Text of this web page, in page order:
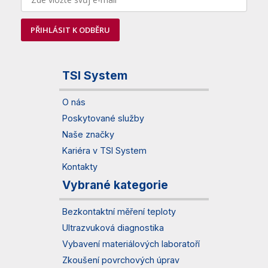
PŘIHLÁSIT K ODBĚRU
TSI System
O nás
Poskytované služby
Naše značky
Kariéra v TSI System
Kontakty
Vybrané kategorie
Bezkontaktní měření teploty
Ultrazvuková diagnostika
Vybavení materiálových laboratoří
Zkoušení povrchových úprav